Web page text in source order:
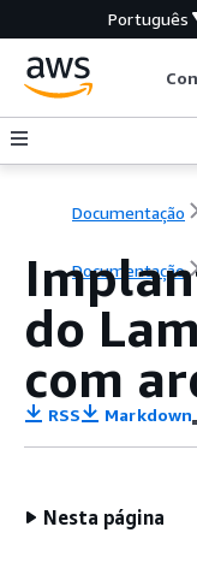
Português
Documentação
Documentação
do
com
RSS Markdown
Nesta página